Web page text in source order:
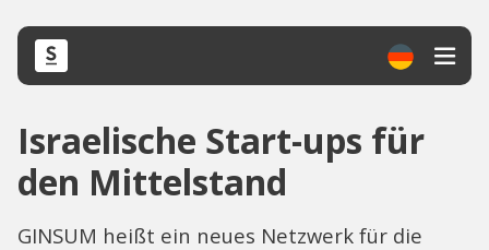
Israelische Start-ups für
den Mittelstand
GINSUM heißt ein neues Netzwerk für die